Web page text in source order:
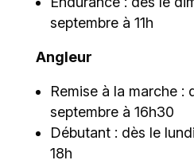
septembre à 11h
Angleur
Remise à la marche :
septembre à 16h30
Débutant : dès le
18h